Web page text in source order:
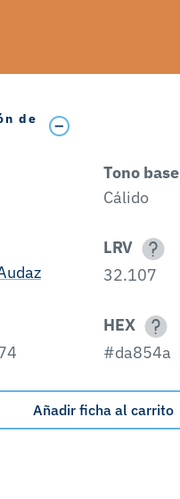
de
Tono base
Cálido
LRV
32.107
HEX
#da854a
Añadir ficha al carrito